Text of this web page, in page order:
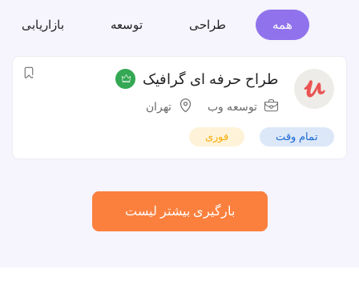
همه طراحی توسعه بازاریابی
طراح حرفه ای گرافیک
توسعه وب تهران
تمام وقت فوری
بارگیری بیشتر لیست